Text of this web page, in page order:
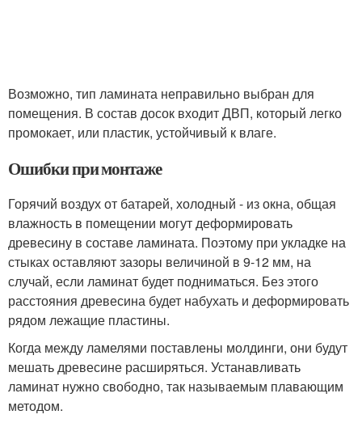
Возможно, тип ламината неправильно выбран для
помещения. В состав досок входит ДВП, который легко
промокает, или пластик, устойчивый к влаге.
Ошибки при монтаже
Горячий воздух от батарей, холодный - из окна, общая
влажность в помещении могут деформировать
древесину в составе ламината. Поэтому при укладке на
стыках оставляют зазоры величиной в 9-12 мм, на
случай, если ламинат будет подниматься. Без этого
расстояния древесина будет набухать и деформировать
рядом лежащие пластины.
Когда между ламелями поставлены молдинги, они будут
мешать древесине расширяться. Устанавливать
ламинат нужно свободно, так называемым плавающим
методом.